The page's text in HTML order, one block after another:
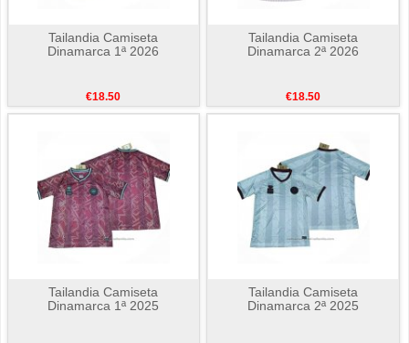
Tailandia Camiseta
Dinamarca 1ª 2026
€18.50
Tailandia Camiseta
Dinamarca 2ª 2026
€18.50
Tailandia Camiseta
Dinamarca 1ª 2025
Tailandia Camiseta
Dinamarca 2ª 2025